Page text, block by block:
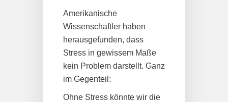
Amerikanische
Wissenschaftler haben
herausgefunden, dass
Stress in gewissem Maße
kein Problem darstellt. Ganz
im Gegenteil:
Ohne Stress könnte wir die